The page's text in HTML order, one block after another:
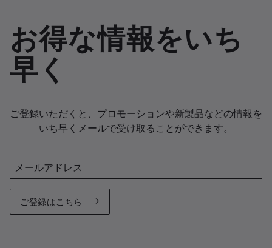
お得な情報をいち
早く
ご登録いただくと、プロモーションや新製品などの情報を
いち早くメールで受け取ることができます。
メールアドレス
ご登録はこちら